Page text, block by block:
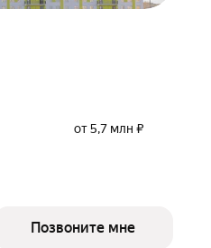
от 5,7 млн ₽
Позвоните мне